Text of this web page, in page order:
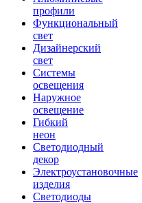
профили
Функциональный
свет
Дизайнерский
свет
Системы
освещения
Наружное
освещение
Гибкий
неон
Светодиодный
декор
Электроустановочные
изделия
Светодиоды